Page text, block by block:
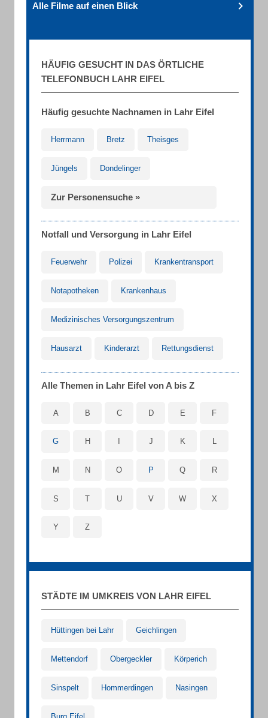
Alle Filme auf einen Blick
HÄUFIG GESUCHT IN DAS ÖRTLICHE
TELEFONBUCH LAHR EIFEL
Häufig gesuchte Nachnamen in Lahr Eifel
Herrmann Bretz Theisges
Jüngels Dondelinger
Zur Personensuche »
Notfall und Versorgung in Lahr Eifel
Feuerwehr Polizei Krankentransport
Notapotheken Krankenhaus
Medizinisches Versorgungszentrum
Hausarzt Kinderarzt Rettungsdienst
Alle Themen in Lahr Eifel von A bis Z
A B C D E F
G H J K L
M N O P Q R
S T U V W X
Y Z
STÄDTE IM UMKREIS VON LAHR EIFEL
Hüttingen bei Lahr Geichlingen
Mettendorf Obergeckler Körperich
Sinspelt Hommerdingen Nasingen